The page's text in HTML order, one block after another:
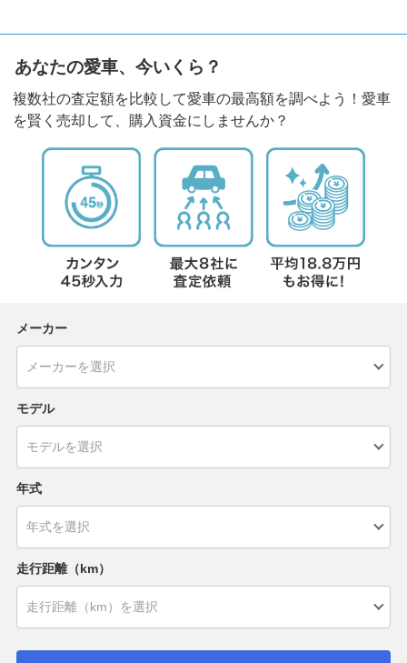
あなたの愛車、今いくら？
複数社の査定額を比較して愛車の最高額を調べよう！愛車
を賢く売却して、購入資金にしませんか？
メーカー
モデル
年式
走行距離（km）